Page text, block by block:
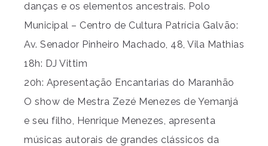
danças e os elementos ancestrais. Polo
Municipal – Centro de Cultura Patrícia Galvão:
Av. Senador Pinheiro Machado, 48, Vila Mathias
18h: DJ Vittim
20h: Apresentação Encantarias do Maranhão
O show de Mestra Zezé Menezes de Yemanjá
e seu filho, Henrique Menezes, apresenta
músicas autorais de grandes clássicos da